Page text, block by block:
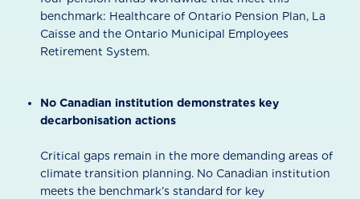
benchmark: Healthcare of Ontario Pension Plan, La
Caisse and the Ontario Municipal Employees
Retirement System.
No Canadian institution demonstrates key
decarbonisation actions
Critical gaps remain in the more demanding areas of
climate transition planning. No Canadian institution
meets the benchmark’s standard for key